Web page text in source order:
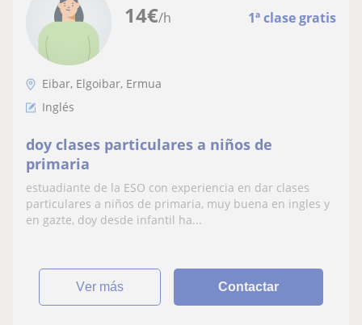
14€/h 1ª clase gratis
Eibar, Elgoibar, Ermua
Inglés
doy clases particulares a niños de
primaria
estuadiante de la ESO con experiencia en dar clases
particulares a niños de primaria, muy buena en ingles y
en gazte, doy desde infantil ha...
ver más Contactar